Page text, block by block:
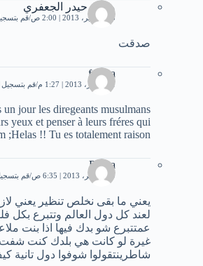
محمد حيدر الجعفري
13 سبتمبر، 2013 | 2:00 ص قم
صدقت
fatima
31 أكتوبر، 2013 | 1:27 م قم بتسجيل
un jour les diregeants musulmans
yeux et penser à leurs fréres qui
;Helas !! Tu es totalement raison
Diana
19 نوفمبر، 2013 | 6:35 ص قم
يعني ما بقى نخلص تنظير يعني
لعند كل دول العالم وتتبرع بكل
عمتتبرع شو بدك فيها اذا بنت
غيرة لو كانت هي بلدك كنت
شاطرينتقولوا شوفوا دول تانية